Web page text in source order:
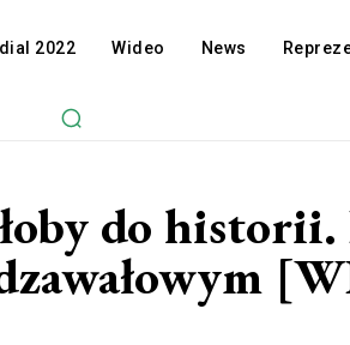
2022 Wideo News
do